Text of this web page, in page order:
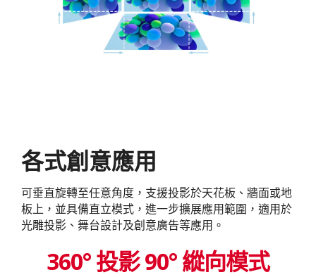
各式創意應用
可垂直旋轉至任意角度，支援投影於天花板、牆面或地
板上，並具備直立模式，進一步擴展應用範圍，適用於
光雕投影、舞台設計及創意廣告等應用。
360° 投影 90° 縱向模式